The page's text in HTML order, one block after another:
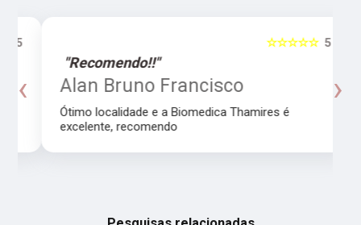
5
☆☆☆☆☆
"Recomendo!!"
Alan Bruno Francisco
Ótimo localidade e a Biomedica Thamires é
excelente, recomendo
‹ ›